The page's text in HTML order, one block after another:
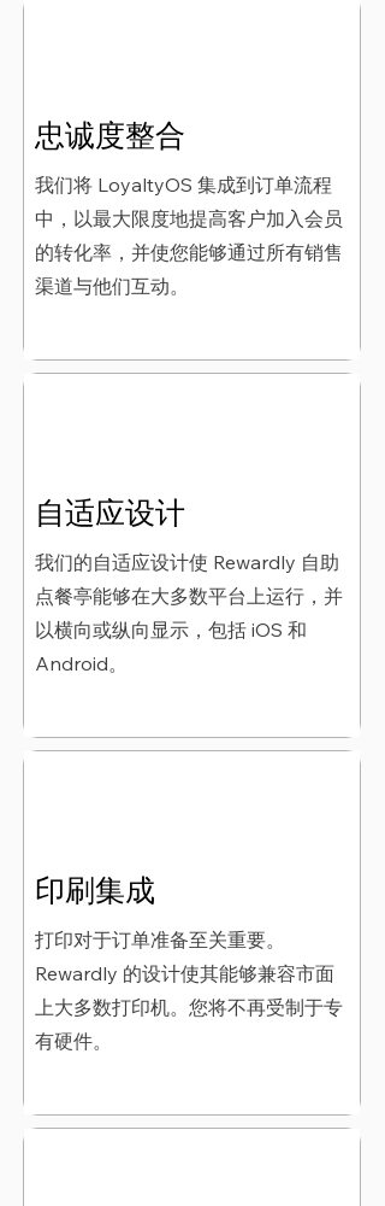
忠诚度整合
我们将 LoyaltyOS 集成到订单流程
中，以最大限度地提高客户加入会员
的转化率，并使您能够通过所有销售
渠道与他们互动。
自适应设计
我们的自适应设计使 Rewardly 自助
点餐亭能够在大多数平台上运行，并
以横向或纵向显示，包括 iOS 和
Android。
印刷集成
打印对于订单准备至关重要。
Rewardly 的设计使其能够兼容市面
上大多数打印机。您将不再受制于专
有硬件。